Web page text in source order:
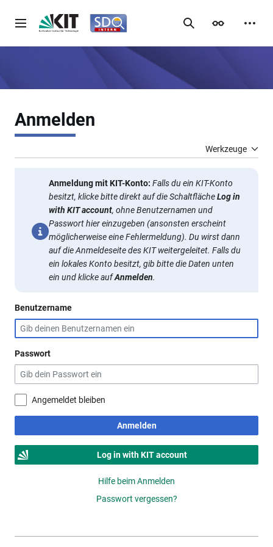
Inhalt
springenHauptmenü Suche
Anmelden
Werkzeuge
Anmeldung mit KIT-Konto: Falls du ein KIT-Konto
besitzt, klicke bitte direkt auf die SchaltflächeLog in
with KIT account, ohne Benutzernamen und
Passwort hier einzugeben (ansonsten erscheint
möglicherweise eine Fehlermeldung). Du wirst dann
auf die Anmeldeseite des KIT weitergeleitet. Falls du
ein lokales Konto besitzt, gib bitte die Daten unten
ein und klicke aufAnmelden.
Benutzername
Passwort
Angemeldet bleiben
Anmelden
Log in with KIT account
Hilfe beim Anmelden
Passwort vergessen?